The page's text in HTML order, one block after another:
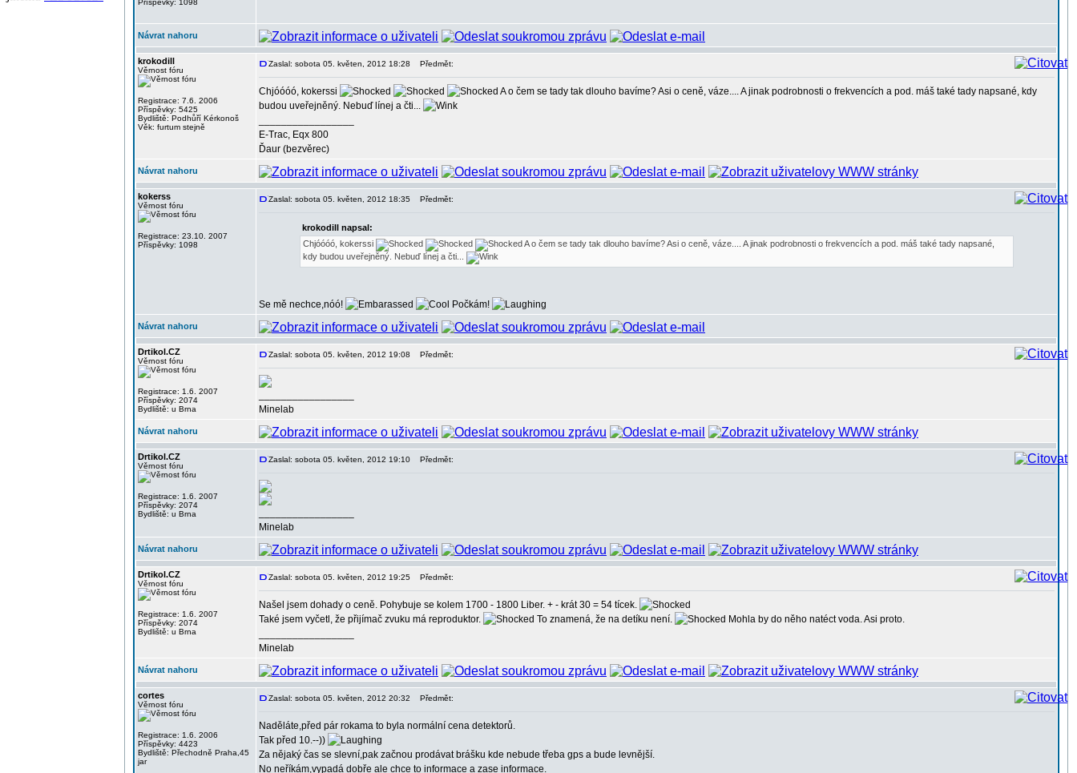
Příspěvky: 1098
Návrat nahoru
krokodill
Věrnost fóru
Registrace: 7.6. 2006
Příspěvky: 5425
Bydliště: Podhůří Kérkonoš
Věk: furtum stejně
Zaslal: sobota 05. květen, 2012 18:28 Předmět:
Chjóóóó, kokerssi
A o čem se tady tak dlouho bavíme? Asi o ceně, váze.... A jinak podrobnosti o frekvencích a pod. máš také tady napsané, kdy
budou uveřejněný. Nebuď línej a čti...
E-Trac, Eqx 800
Ďaur (bezvěrec)
Návrat nahoru
kokerss
Věrnost fóru
Registrace: 23.10. 2007
Příspěvky: 1098
Zaslal: sobota 05. květen, 2012 18:35 Předmět:
krokodill napsal:
Chjóóóó, kokerssi
A o čem se tady tak dlouho bavíme? Asi o ceně, váze.... A jinak podrobnosti o frekvencích a pod. máš také tady napsané,
kdy budou uveřejněný. Nebuď línej a čti...
Se mě nechce,nóó! Počkám!
Návrat nahoru
Drtikol.CZ
Věrnost fóru
Registrace: 1.6. 2007
Příspěvky: 2074
Bydliště: u Brna
Zaslal: sobota 05. květen, 2012 19:08 Předmět:
Minelab
Návrat nahoru
Drtikol.CZ
Věrnost fóru
Registrace: 1.6. 2007
Příspěvky: 2074
Bydliště: u Brna
Zaslal: sobota 05. květen, 2012 19:10 Předmět:
Minelab
Návrat nahoru
Drtikol.CZ
Věrnost fóru
Registrace: 1.6. 2007
Příspěvky: 2074
Bydliště: u Brna
Zaslal: sobota 05. květen, 2012 19:25 Předmět:
Našel jsem dohady o ceně. Pohybuje se kolem 1700 - 1800 Liber. + - krát 30 = 54 tícek.
Také jsem vyčetl, že přijímač zvuku má reproduktor.
To znamená, že na detíku není.
Mohla by do něho natéct voda. Asi proto.
Minelab
Návrat nahoru
cortes
Věrnost fóru
Registrace: 1.6. 2006
Příspěvky: 4423
Bydliště: Přechodně Praha,45
jar
Zaslal: sobota 05. květen, 2012 20:32 Předmět:
Naděláte,před pár rokama to byla normální cena detektorů.
Tak před 10.--))
Za nějaký čas se slevní,pak začnou prodávat brášku kde nebude třeba gps a bude levnější.
No neříkám,vypadá dobře ale chce to informace a zase informace.